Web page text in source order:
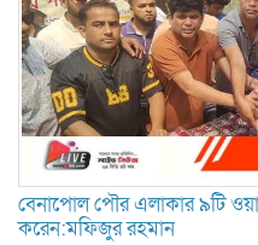
বেনাপোল পৌর এলাকার ৯টি
করেন:মফিজুর রহমান